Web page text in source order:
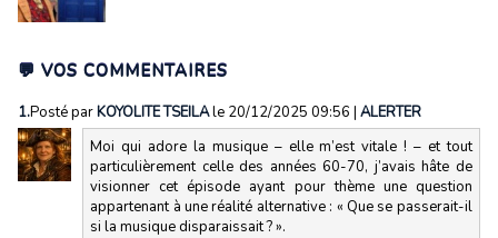
💬 VOS COMMENTAIRES
1.Posté parKOYOLITE TSEILAle 20/12/2025 09:56 | ALERTER
Moi qui adore la musique – elle m’est vitale ! – et tout
particulièrement celle des années 60-70, j’avais hâte de
visionner cet épisode ayant pour thème une question
appartenant à une réalité alternative : « Que se passerait-il
si la musique disparaissait ? ».